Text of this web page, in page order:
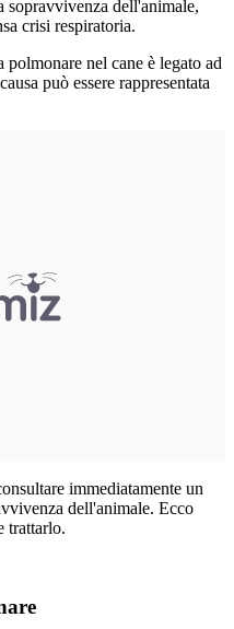
sopravvivenza dell'animale,
crisi respiratoria.
polmonare nel cane è legato ad
può essere rappresentata
immediatamente un
dell'animale. Ecco
trattarlo.